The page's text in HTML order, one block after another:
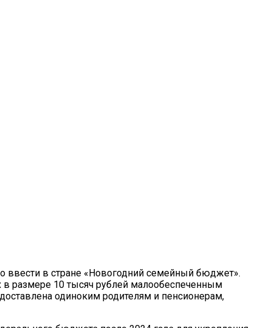
в стране «Новогодний семейный бюджет».
размере 10 тысяч рублей малообеспеченным
одиноким родителям и пенсионерам,